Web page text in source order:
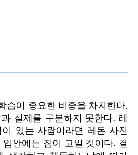
실제를 구분하지 못한다. 레
있는 사람이라면 레몬 사진
안에는 침이 고일 것이다. 결